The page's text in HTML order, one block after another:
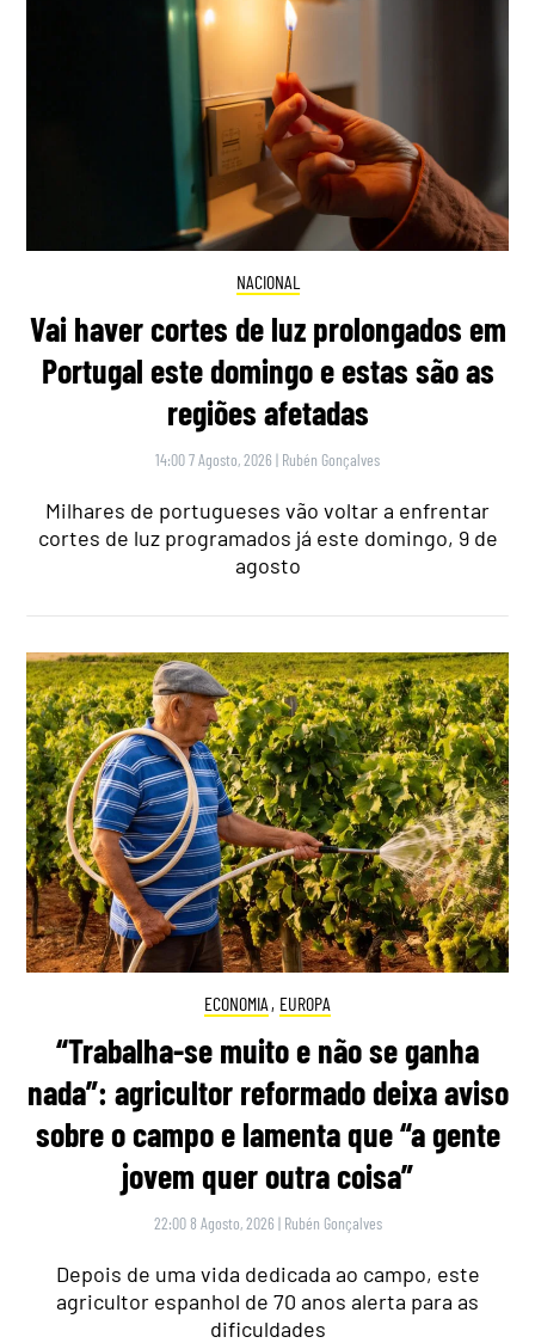
NACIONAL
Vai haver cortes de luz prolongados em
Portugal este domingo e estas são as
regiões afetadas
14:00 7 Agosto, 2026 | Rubén Gonçalves
Milhares de portugueses vão voltar a enfrentar
cortes de luz programados já este domingo, 9 de
agosto
ECONOMIA , EUROPA
“Trabalha-se muito e não se ganha
nada”: agricultor reformado deixa aviso
sobre o campo e lamenta que “a gente
jovem quer outra coisa”
22:00 8 Agosto, 2026 | Rubén Gonçalves
Depois de uma vida dedicada ao campo, este
agricultor espanhol de 70 anos alerta para as
dificuldades